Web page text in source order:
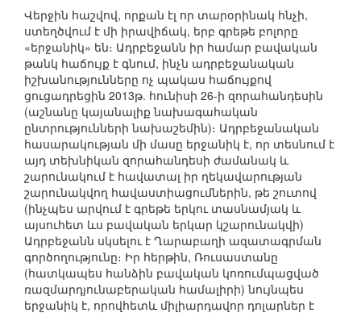
Վերջին հաշվով, որքան էլ որ տարօրինակ հնչի,
ստեղծվում է մի իրավիճակ, երբ գրեթե բոլորը
«երջանիկ» են։ Ադրբեջանն իր համար բավական
թանկ հաճույք է գնում, ինչն ադրբեջանական
իշխանությունները ոչ պակաս հաճույքով
ցուցադրեցին 2013թ. հունիսի 26-ի զորահանդեսին
(աշնանը կայանալիք նախագահական
ընտրությունների նախաշեմին)։ Ադրբեջանական
հասարակության մի մասը երջանիկ է, որ տեսնում է
այդ տեխնիկան զորահանդեսի ժամանակ և
շարունակում է հավատալ իր ղեկավարության
շարունակվող հավաստիացումներին, թե շուտով
(ինչպես արվում է գրեթե երկու տասնամյակ և
այսուհետ ևս բավական երկար կշարունակվի)
Ադրբեջանն սկսելու է Ղարաբաղի ազատագրման
գործողությունը։ Իր հերթին, Ռուսաստանը
(հատկապես հանձին բավական կոռումպացված
ռազմարդյունաբերական համալիրի) նույնպես
երջանիկ է, որովհետև միլիարդավոր դոլարներ է